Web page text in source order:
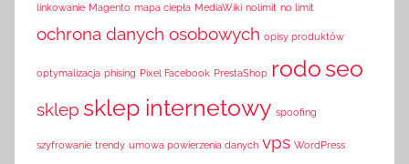
linkowanie Magento mapa ciepła MediaWiki nolimit no limit
ochrona danych osobowych opisy produktów
optymalizacja phising Pixel Facebook PrestaShop rodo seo
sklep sklep internetowy spoofing
szyfrowanie trendy umowa powierzenia danych vps WordPress